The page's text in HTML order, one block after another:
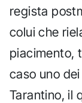
regista
colui che
piacimento,
caso uno
Tarantino, il